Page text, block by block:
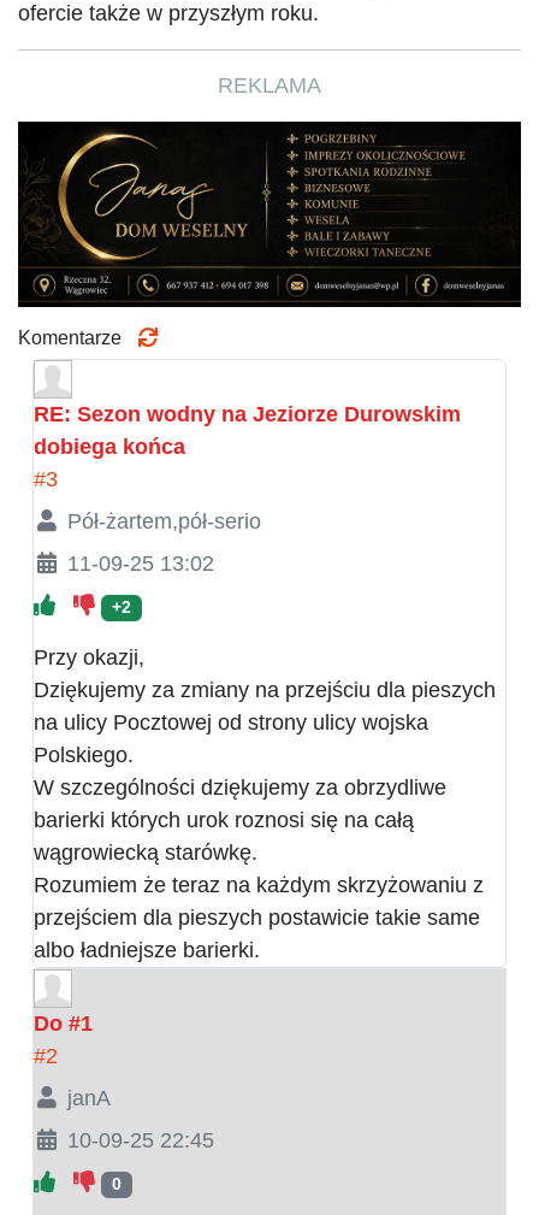
ofercie także w przyszłym roku.
REKLAMA
Komentarze
RE: Sezon wodny na Jeziorze Durowskim
dobiega końca
#3
Pół-żartem,pół-serio
11-09-25 13:02
+2
Przy okazji,
Dziękujemy za zmiany na przejściu dla pieszych
na ulicy Pocztowej od strony ulicy wojska
Polskiego.
W szczególności dziękujemy za obrzydliwe
barierki których urok roznosi się na całą
wągrowiecką starówkę.
Rozumiem że teraz na każdym skrzyżowaniu z
przejściem dla pieszych postawicie takie same
albo ładniejsze barierki.
Do #1
#2
janA
10-09-25 22:45
0